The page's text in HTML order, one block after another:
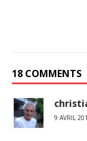
18 COMMENTS
9 AVRIL